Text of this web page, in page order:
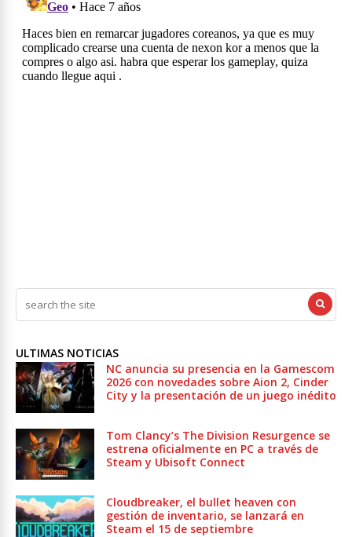
ULTIMAS NOTICIAS
NC anuncia su presencia en la Gamescom
2026 con novedades sobre Aion 2, Cinder
City y la presentación de un juego inédito
Tom Clancy’s The Division Resurgence se
estrena oficialmente en PC a través de
Steam y Ubisoft Connect
Cloudbreaker, el bullet heaven con
gestión de inventario, se lanzará en
Steam el 15 de septiembre